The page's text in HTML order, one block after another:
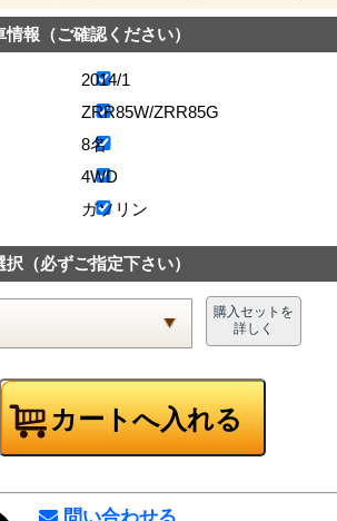
情報 （ご確認ください）
2014/1
ZRR85W/ZRR85G
8名
4WD
ガソリン
択 （必ずご指定下さい）
購入セットを
詳しく